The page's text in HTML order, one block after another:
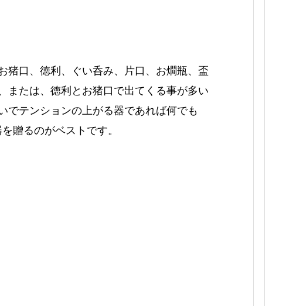
猪口、徳利、ぐい呑み、片口、お燗瓶、盃
または、徳利とお猪口で出てくる事が多い
でテンションの上がる器であれば何でも
贈るのがベストです。